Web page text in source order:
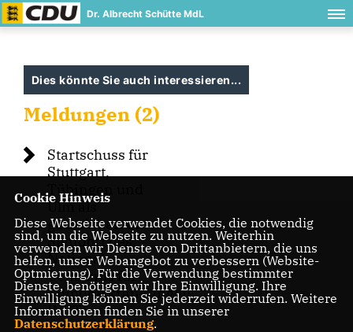
Dr. Albrecht Schütte MdL
Dies könnte Sie auch interessieren...
Meldungen (2)
Startschuss für
Stuttgart,
Tübingen und
Ulm als
gemeinsamer
Standort des
Nationalen
Centrums für
Tumorerkrankungen
(NCT)
Cookie Hinweis
Diese Webseite verwendet Cookies, die notwendig
sind, um die Webseite zu nutzen. Weiterhin
verwenden wir Dienste von Drittanbietern, die uns
helfen, unser Webangebot zu verbessern (Website-
Optmierung). Für die Verwendung bestimmter
Dienste, benötigen wir Ihre Einwilligung. Ihre
Einwilligung können Sie jederzeit widerrufen. Weitere
Informationen finden Sie in unserer
Datenschutzerklärung.